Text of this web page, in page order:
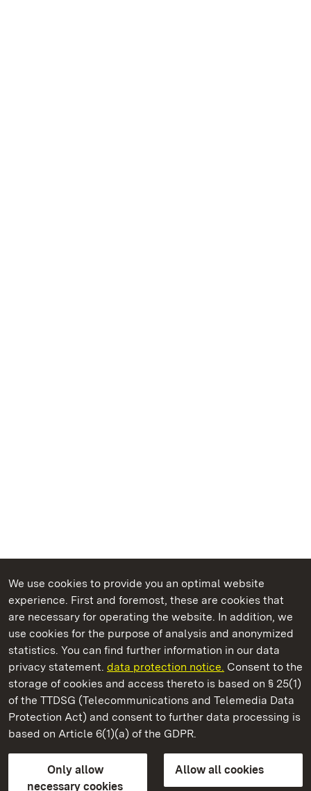
We use cookies to provide you an optimal website
experience. First and foremost, these are cookies that
are necessary for operating the website. In addition, we
use cookies for the purpose of analysis and anonymized
statistics. You can find further information in our data
privacy statement. data protection notice. Consent to the
storage of cookies and access thereto is based on § 25(1)
of the TTDSG (Telecommunications and Telemedia Data
Protection Act) and consent to further data processing is
based on Article 6(1)(a) of the GDPR.
Only allow
necessary cookies
Allow all cookies
State Palaces and Gardens of Baden-Wuerttemberg
Staatliche Schlösser und Gärten Baden‑Württemberg
State Palaces and Gardens of Baden-Wuerttemberg
Contact usFAQMasthead